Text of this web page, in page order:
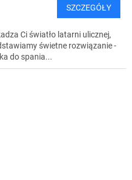
SZCZEGÓŁY
Ci światło latarni ulicznej,
świetne rozwiązanie -
do spania...